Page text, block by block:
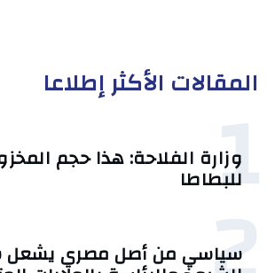
المقالات الأكثر إطلاعا
1
وزارة الفلاحة: هذا حجم
للبطاطا
سياسي من أصل مصري